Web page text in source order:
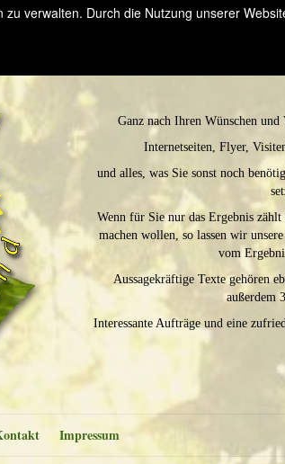
Ganz nach Ihren Wünschen und
Internetseiten, Flyer,
und alles, was Sie sonst noch
Wenn für Sie nur das Ergebnis
machen wollen, so lassen wir
vom
Aussagekräftige Texte gehören
außerdem
Interessante Aufträge und eine
Impressum
verwalten. Durch die Nutzung unserer